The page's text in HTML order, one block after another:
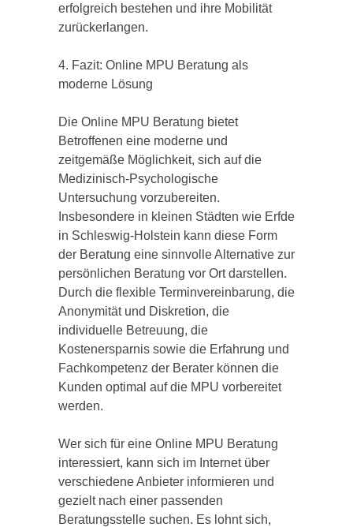
erfolgreich bestehen und ihre Mobilität
zurückerlangen.
4. Fazit: Online MPU Beratung als
moderne Lösung
Die Online MPU Beratung bietet
Betroffenen eine moderne und
zeitgemäße Möglichkeit, sich auf die
Medizinisch-Psychologische
Untersuchung vorzubereiten.
Insbesondere in kleinen Städten wie Erfde
in Schleswig-Holstein kann diese Form
der Beratung eine sinnvolle Alternative zur
persönlichen Beratung vor Ort darstellen.
Durch die flexible Terminvereinbarung, die
Anonymität und Diskretion, die
individuelle Betreuung, die
Kostenersparnis sowie die Erfahrung und
Fachkompetenz der Berater können die
Kunden optimal auf die MPU vorbereitet
werden.
Wer sich für eine Online MPU Beratung
interessiert, kann sich im Internet über
verschiedene Anbieter informieren und
gezielt nach einer passenden
Beratungsstelle suchen. Es lohnt sich,